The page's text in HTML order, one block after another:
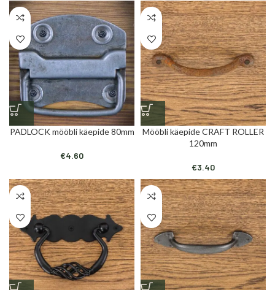
PADLOCK mööbli käepide 80mm
€4.60
Mööbli käepide CRAFT ROLLER
120mm
€3.40